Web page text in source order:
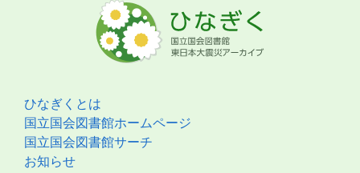
ひなぎくとは
国立国会図書館ホームページ
国立国会図書館サーチ
お知らせ